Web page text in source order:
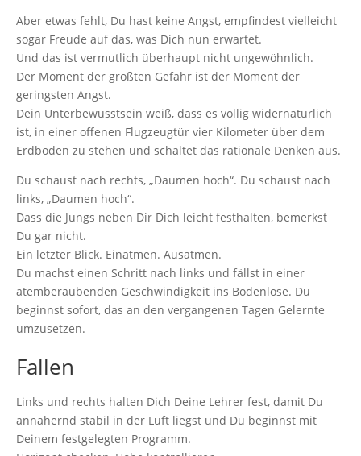
Aber etwas fehlt, Du hast keine Angst, empfindest vielleicht
sogar Freude auf das, was Dich nun erwartet.
Und das ist vermutlich überhaupt nicht ungewöhnlich.
Der Moment der größten Gefahr ist der Moment der
geringsten Angst.
Dein Unterbewusstsein weiß, dass es völlig widernatürlich
ist, in einer offenen Flugzeugtür vier Kilometer über dem
Erdboden zu stehen und schaltet das rationale Denken aus.
Du schaust nach rechts, „Daumen hoch“. Du schaust nach
links, „Daumen hoch“.
Dass die Jungs neben Dir Dich leicht festhalten, bemerkst
Du gar nicht.
Ein letzter Blick. Einatmen. Ausatmen.
Du machst einen Schritt nach links und fällst in einer
atemberaubenden Geschwindigkeit ins Bodenlose. Du
beginnst sofort, das an den vergangenen Tagen Gelernte
umzusetzen.
Fallen
Links und rechts halten Dich Deine Lehrer fest, damit Du
annähernd stabil in der Luft liegst und Du beginnst mit
Deinem festgelegten Programm.